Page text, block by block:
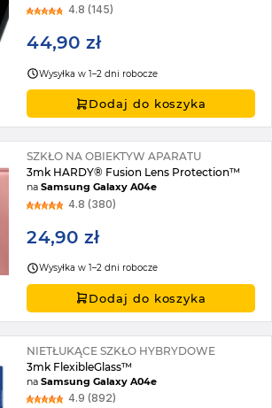
4.8 (145)
44,90 zł
Wysyłka w 1–2 dni robocze
Dodaj do koszyka
SZKŁO NA OBIEKTYW APARATU
3mk HARDY® Fusion Lens Protection™
naSamsung Galaxy A04e
4.8 (380)
24,90 zł
Wysyłka w 1–2 dni robocze
Dodaj do koszyka
NIETŁUKĄCE SZKŁO HYBRYDOWE
3mk FlexibleGlass™
naSamsung Galaxy A04e
4.9 (892)